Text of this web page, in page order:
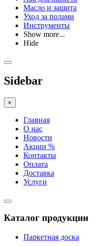
Масло и защита
Уход за полами
Инструменты
Show more...
Hide
Sidebar
×
Главная
О нас
Новости
Акции %
Контакты
Оплата
Доставка
Услуги
Каталог продукции
Паркетная доска